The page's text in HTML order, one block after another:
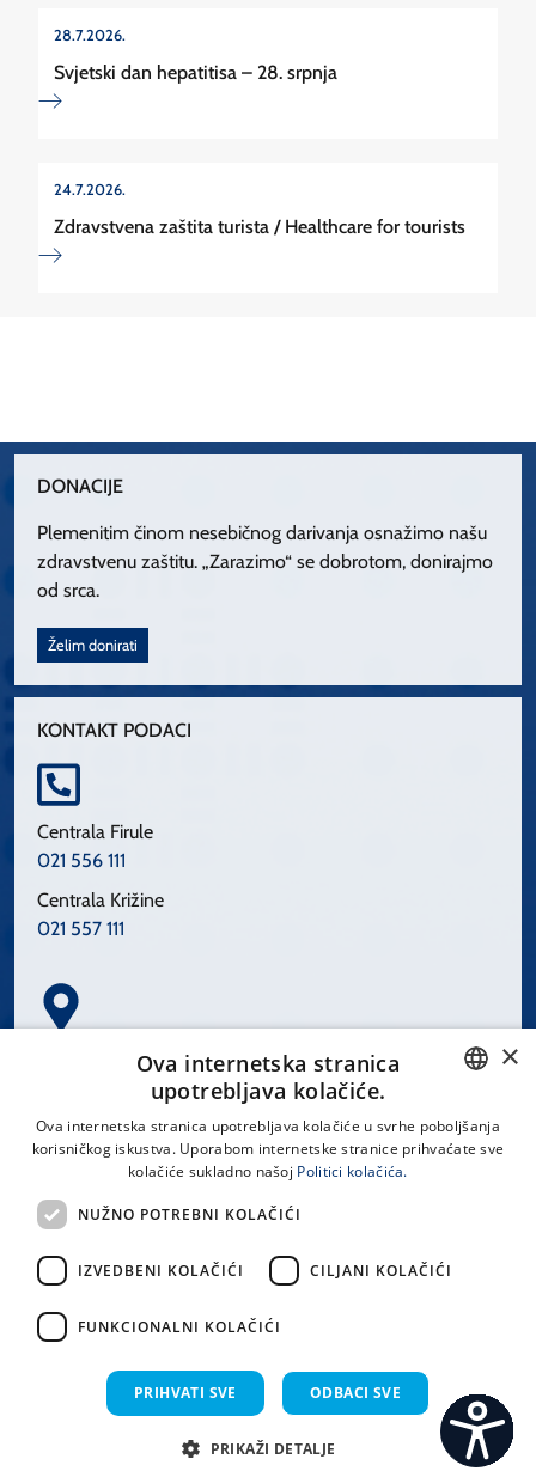
28.7.2026.
Svjetski dan hepatitisa – 28. srpnja
24.7.2026.
Zdravstvena zaštita turista / Healthcare for tourists
DONACIJE
Plemenitim činom nesebičnog darivanja osnažimo našu
zdravstvenu zaštitu. „Zarazimo“ se dobrotom, donirajmo
od srca.
Želim donirati
KONTAKT PODACI
Centrala Firule
021 556 111
Centrala Križine
021 557 111
Spinčićeva 1, 21000 Split
LINKOVI
Uvjeti korištenja
CROATIAN
×
Ova internetska stranica
upotrebljava kolačiće.
Ova internetska stranica upotrebljava kolačiće u svrhe poboljšanja
korisničkog iskustva. Uporabom internetske stranice prihvaćate sve
kolačiće sukladno našoj Politici kolačića.
NUŽNO POTREBNI KOLAČIĆI
IZVEDBENI KOLAČIĆI CILJANI KOLAČIĆI
FUNKCIONALNI KOLAČIĆI
PRIHVATI SVE ODBACI SVE
PRIKAŽI DETALJE